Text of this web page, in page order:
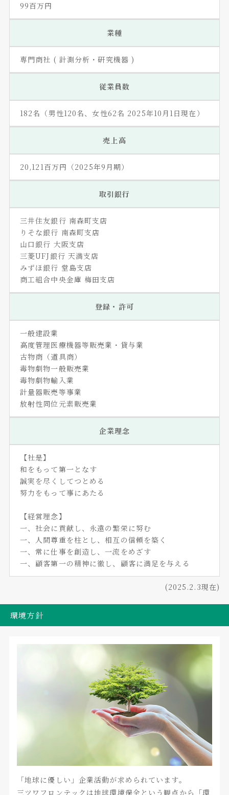
99百万円
業種
専門商社 ( 計測分析・研究機器 )
従業員数
182名（男性120名、女性62名 2025年10月1日現在）
売上高
20,121百万円（2025年9月期）
取引銀行
三井住友銀行 南森町支店
りそな銀行 南森町支店
山口銀行 大阪支店
三菱UFJ銀行 天満支店
みずほ銀行 堂島支店
商工組合中央金庫 梅田支店
登録・許可
一般建設業
高度管理医療機器等販売業・貸与業
古物商（道具商）
毒物劇物一般販売業
毒物劇物輸入業
計量器販売等事業
放射性同位元素販売業
企業理念
【社是】
和をもって第一となす
誠実を尽くしてつとめる
努力をもって事にあたる
【経営理念】
一、社会に貢献し、永遠の繁栄に努む
一、人間尊重を柱とし、相互の信頼を築く
一、常に仕事を創造し、一流をめざす
一、顧客第一の精神に徹し、顧客に満足を与える
(2025.2.3現在)
環境方針
「地球に優しい」企業活動が求められています。
三ツワフロンテックは地球環境保全という観点から「環